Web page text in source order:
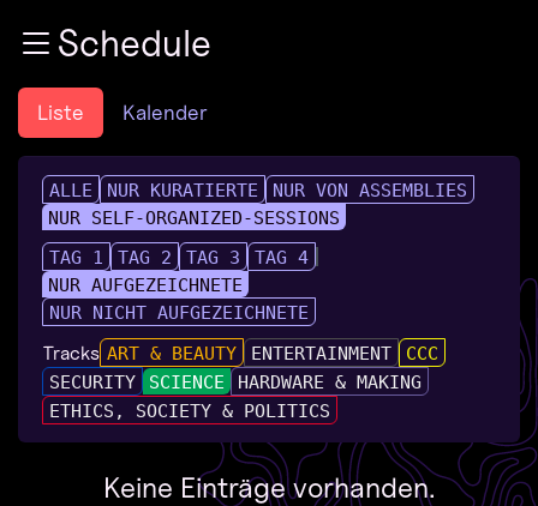
Zum InhaltSchedule
Liste Kalender
ALLE NUR KURATIERTE
NUR VON ASSEMBLIES
NUR SELF-ORGANIZED-SESSIONS
TAG 1
TAG 2 TAG 3
TAG 4
NUR AUFGEZEICHNETE
NUR NICHT AUFGEZEICHNETE
Tracks ART & BEAUTY ENTERTAINMENT
CCC
SECURITY
SCIENCE
HARDWARE & MAKING
ETHICS, SOCIETY & POLITICS
Keine Einträge vorhanden.